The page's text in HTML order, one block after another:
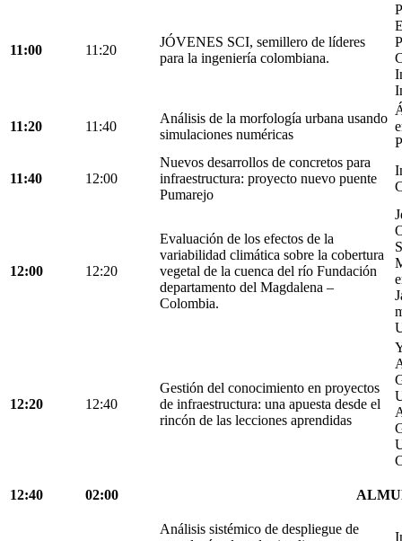
11:00 11:20
JÓVENES SCI, semillero de líderes
para la ingeniería colombiana.
11:20 11:40
Análisis de la morfología urbana usando
simulaciones numéricas
11:40 12:00
Nuevos desarrollos de concretos para
infraestructura: proyecto nuevo puente
Pumarejo
12:00 12:20
Evaluación de los efectos de la
variabilidad climática sobre la cobertura
vegetal de la cuenca del río Fundación
departamento del Magdalena –
Colombia.
12:20 12:40
Gestión del conocimiento en proyectos
de infraestructura: una apuesta desde el
rincón de las lecciones aprendidas
12:40 02:00
Análisis sistémico de despliegue de